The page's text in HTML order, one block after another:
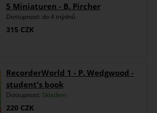
5 Miniaturen - B. Pircher
Dostupnost: do 4 tnýdnů
315 CZK
RecorderWorld 1 - P. Wedgwood -
student's book
Dostupnost: Skladem
220 CZK